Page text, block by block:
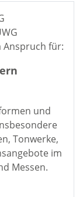
Anspruch für:
und
Tonwerke,
im
Messen.